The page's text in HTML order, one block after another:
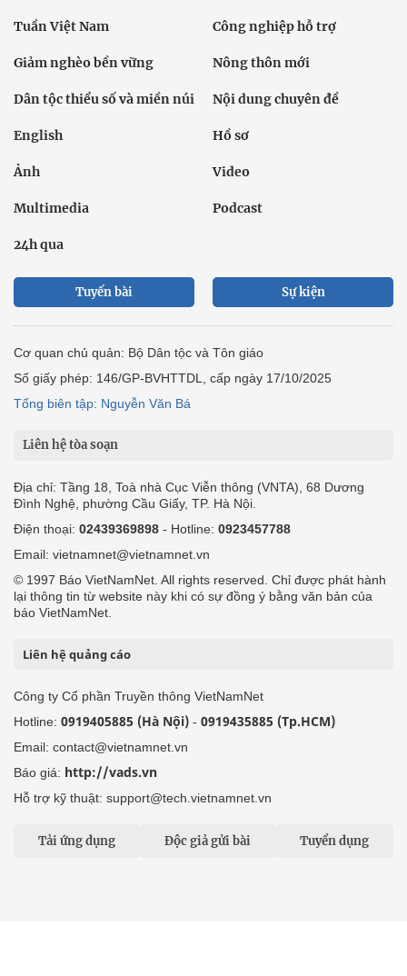
Tuần Việt Nam Công nghiệp hỗ trợ
Giảm nghèo bền vững Nông thôn mới
Dân tộc thiểu số và miền núi Nội dung chuyên đề
English Hồ sơ
Ảnh Video
Multimedia Podcast
24h qua
Tuyến bài Sự kiện
Cơ quan chủ quản: Bộ Dân tộc và Tôn giáo
Số giấy phép: 146/GP-BVHTTDL, cấp ngày 17/10/2025
Tổng biên tập: Nguyễn Văn Bá
Liên hệ tòa soạn
Địa chỉ: Tầng 18, Toà nhà Cục Viễn thông (VNTA), 68 Dương
Đình Nghệ, phường Cầu Giấy, TP. Hà Nội.
Điện thoại: 02439369898 - Hotline: 0923457788
Email: vietnamnet@vietnamnet.vn
© 1997 Báo VietNamNet. All rights reserved. Chỉ được phát hành
lại thông tin từ website này khi có sự đồng ý bằng văn bản của
báo VietNamNet.
Liên hệ quảng cáo
Công ty Cổ phần Truyền thông VietNamNet
Hotline: 0919405885 (Hà Nội) - 0919435885 (Tp.HCM)
Email: contact@vietnamnet.vn
Báo giá: http://vads.vn
Hỗ trợ kỹ thuật: support@tech.vietnamnet.vn
Tải ứng dụng Độc giả gửi bài Tuyển dụng